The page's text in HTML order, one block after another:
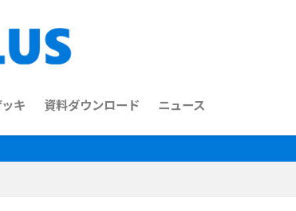
キ 資料ダウンロード ニュース